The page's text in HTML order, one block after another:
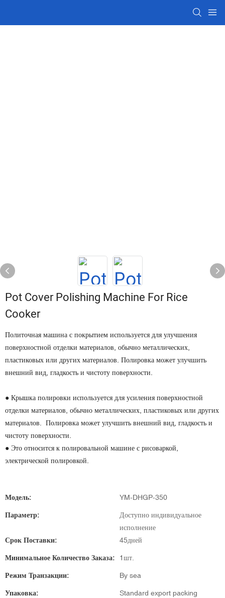
Pot Cover Polishing Machine For Rice
Cooker
Политочная машина с покрытием используется для улучшения
поверхностной отделки материалов, обычно металлических,
пластиковых или других материалов. Полировка может улучшить
внешний вид, гладкость и чистоту поверхности.
● Крышка полировки используется для усиления поверхностной
отделки материалов, обычно металлических, пластиковых или других
материалов. Полировка может улучшить внешний вид, гладкость и
чистоту поверхности.
● Это относится к полировальной машине с рисоваркой,
электрической полировкой.
Модель: YM-DHGP-350
Параметр:
Доступно индивидуальное
исполнение
Срок Поставки:
45дней
Минимальное Количество Заказа: 1шт.
Режим Транзакции: By sea
Упаковка: Standard export packing